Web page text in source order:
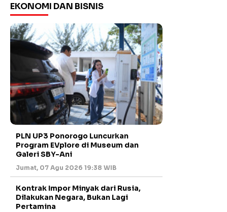
EKONOMI DAN BISNIS
PLN UP3 Ponorogo Luncurkan
Program EVplore di Museum dan
Galeri SBY-Ani
Jumat, 07 Agu 2026 19:38 WIB
Kontrak Impor Minyak dari Rusia,
Dilakukan Negara, Bukan Lagi
Pertamina